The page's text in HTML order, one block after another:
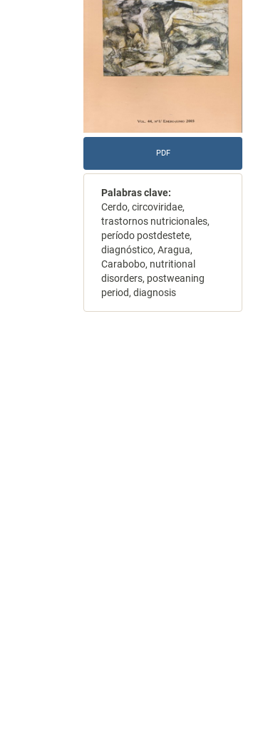
artículo
PDF
Palabras clave:
Cerdo, circoviridae,
trastornos nutricionales,
período postdestete,
diagnóstico, Aragua,
Carabobo, nutritional
disorders, postweaning
period, diagnosis